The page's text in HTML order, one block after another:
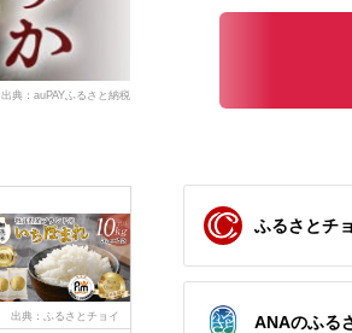
出典：auPAYふるさと納税
出典：ふるさとチョイ
出典：ふるさとプレミ
出
ふるさとチ
ANAのふる